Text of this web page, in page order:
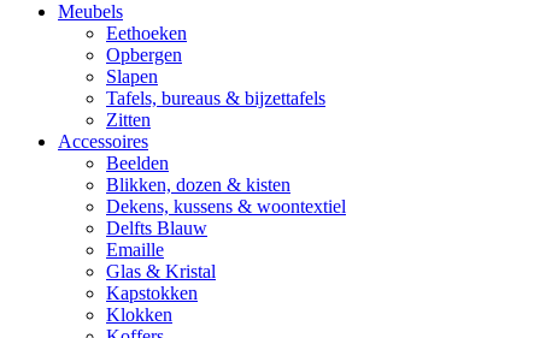
Meubels
Eethoeken
Opbergen
Slapen
Tafels, bureaus & bijzettafels
Zitten
Accessoires
Beelden
Blikken, dozen & kisten
Dekens, kussens & woontextiel
Delfts Blauw
Emaille
Glas & Kristal
Kapstokken
Klokken